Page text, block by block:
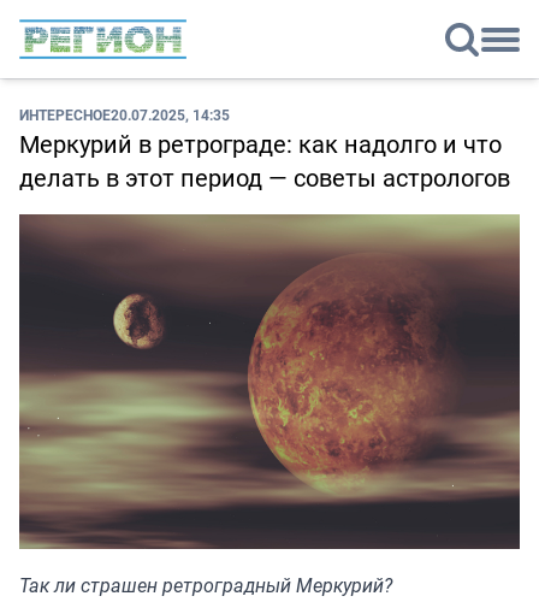
ИНТЕРЕСНОЕ20.07.2025, 14:35
Меркурий в ретрограде: как надолго и что
делать в этот период — советы астрологов
Так ли страшен ретроградный Меркурий?